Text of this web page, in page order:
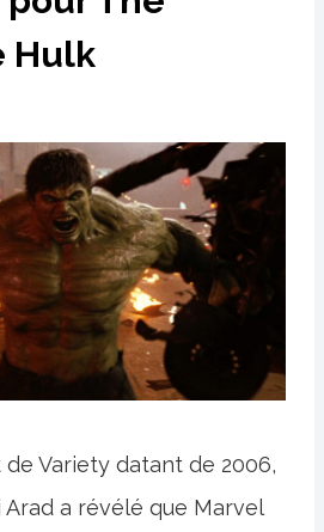
Hulk
Variety datant de 2006,
a révélé que Marvel